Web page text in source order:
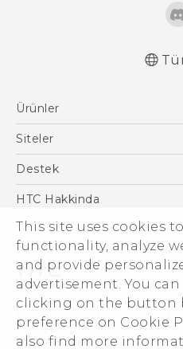
This site uses cookies
functionality, analyze
and provide
advertisement. You
clicking on the button
preference on Cookie
also find more
English -
Ürünler
Akıllı Telefonlar
VIVE
Siteler
HTC Dev
Destek
Destek Merkezi
HTC Hakkinda
ESG
Yatırımcı (İNGİLİZCE)
Gizlilik Politikası
Ürün Güvenliği
Cookie Preferences
© 2011-2026 HTC
Hukuk Terimleri